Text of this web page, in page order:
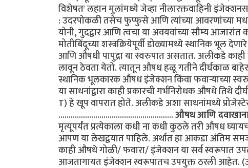
विशेषतः लहान मुलांमध्ये जेव्हा नीलारक्तवाहिनी
: उदरपोकळी तसेच फुप्फुसे आणि त्यांच्या आवरणांच्या
योनी, गुदद्वार आणि त्वचा या अवयवांच्या सौम्य
मोतीबिंदूच्या शस्त्रक्रियेपूर्वी डोळ्यामध्ये स्थानिक भूल
आणि औषधी पापुद्रा या स्वरुपात असतात. अलीकडे
लावून ठेवता येतो. त्यातून औषध हळू गतीने दीर्घकाळ बाहेर
स्थानिक भूलकारक औषध इंजेक्शन किंवा फवाऱ्याच्या
या साधनांद्वारा काही प्रकारची गर्भनिरोधक औषधे तिथे
T) हे खूप वापरात होते. अलीकडे अशा साधनांमध्ये
........................................................औषध आणि
मृत्यूपर्यंत प्रत्येकाला कधी ना कधी कुठले तरी औषध
आपण या लेखद्वयात पाहिले. अर्थात हा आकडा अंतिम
काही औषधे गोळी/ फवारा/ इंजेक्शन या सर्व स्वरूपात
आजतागायत इंजेक्शन स्वरूपातच उपयुक्त ठरली आहेत.